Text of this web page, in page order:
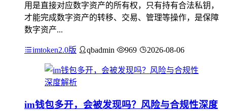
用是直接对应数字资产的所有权，只有持有合法私钥，
才能完成数字资产的转移、交易、管理等操作，是保障
数字资产...
imtoken2.0版 qbadmin 969 2026-08-06
im钱包多开，会被发现吗？风险与合规性深度